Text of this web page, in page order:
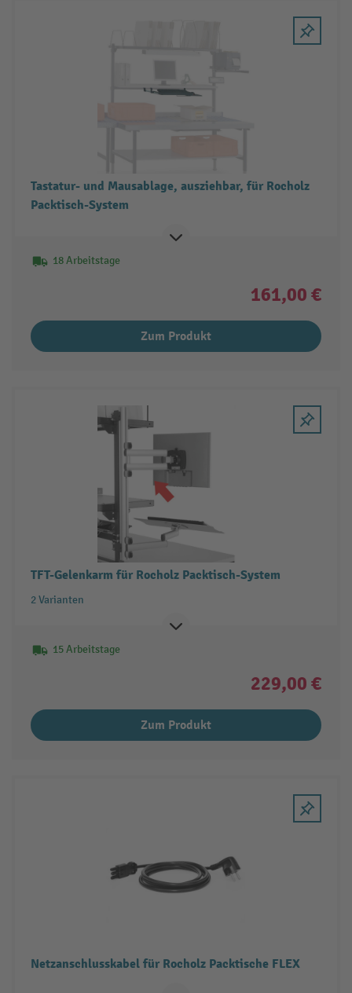
Tastatur- und Mausablage, ausziehbar, für Rocholz
Packtisch-System
18 Arbeitstage
161,00 €
Zum Produkt
TFT-Gelenkarm für Rocholz Packtisch-System
2 Varianten
15 Arbeitstage
229,00 €
Zum Produkt
Netzanschlusskabel für Rocholz Packtische FLEX